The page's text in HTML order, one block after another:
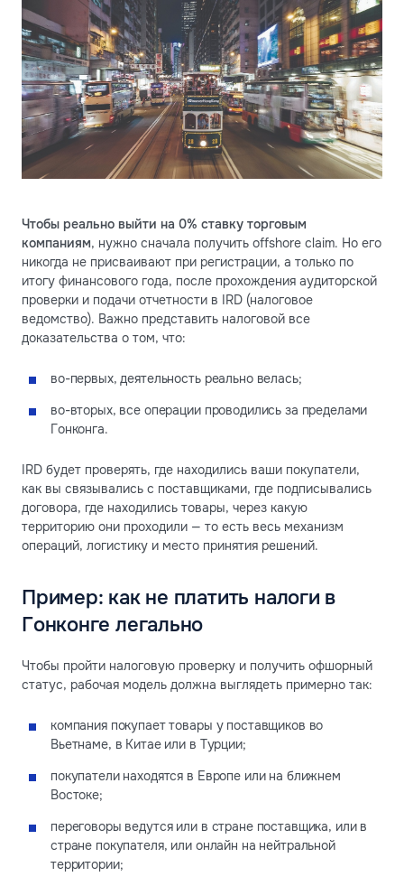
Чтобы реально выйти на 0% ставку торговым
компаниям, нужно сначала получить offshore claim. Но его
никогда не присваивают при регистрации, а только по
итогу финансового года, после прохождения аудиторской
проверки и подачи отчетности в IRD (налоговое
ведомство). Важно представить налоговой все
доказательства о том, что:
во-первых, деятельность реально велась;
во-вторых, все операции проводились за пределами
Гонконга.
IRD будет проверять, где находились ваши покупатели,
как вы связывались с поставщиками, где подписывались
договора, где находились товары, через какую
территорию они проходили — то есть весь механизм
операций, логистику и место принятия решений.
Пример: как не платить налоги в
Гонконге легально
Чтобы пройти налоговую проверку и получить офшорный
статус, рабочая модель должна выглядеть примерно так:
компания покупает товары у поставщиков во
Вьетнаме, в Китае или в Турции;
покупатели находятся в Европе или на ближнем
Востоке;
переговоры ведутся или в стране поставщика, или в
стране покупателя, или онлайн на нейтральной
территории;